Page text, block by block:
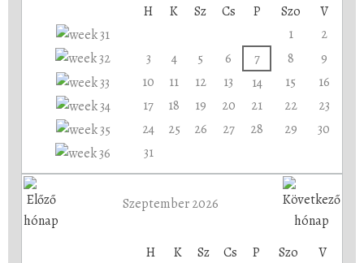
H K Sz Cs P Szo
V
1
2
3
4 5 6 7 8
9
10
11 12 13 14 15
16
17
18 19 20 21 22
23
24
25 26 27 28 29
30
31
Szeptember 2026
H K Sz Cs P Szo
V